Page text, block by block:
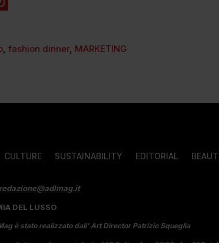
,fashion dinner, MARKETING
CULTURE SUSTAINABILITY EDITORIAL
redazione@adlmag.it
DEL LUSSO
è stato realizzato dall’ Art Director Patrizio Squeglia